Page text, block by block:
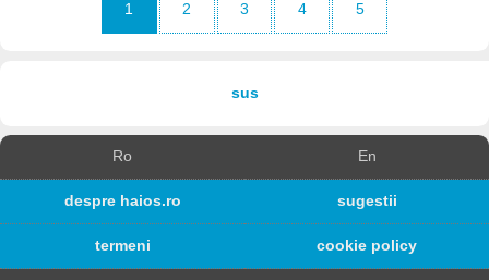
1 2 3 4 5
sus
Ro En
despre haios.ro sugestii
termeni cookie policy